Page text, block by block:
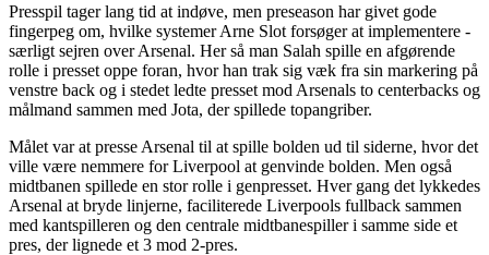
Presspil tager lang tid at indøve, men preseason har givet gode
fingerpeg om, hvilke systemer Arne Slot forsøger at implementere -
særligt sejren over Arsenal. Her så man Salah spille en afgørende
rolle i presset oppe foran, hvor han trak sig væk fra sin markering på
venstre back og i stedet ledte presset mod Arsenals to centerbacks og
målmand sammen med Jota, der spillede topangriber.
Målet var at presse Arsenal til at spille bolden ud til siderne, hvor det
ville være nemmere for Liverpool at genvinde bolden. Men også
midtbanen spillede en stor rolle i genpresset. Hver gang det lykkedes
Arsenal at bryde linjerne, faciliterede Liverpools fullback sammen
med kantspilleren og den centrale midtbanespiller i samme side et
pres, der lignede et 3 mod 2-pres.